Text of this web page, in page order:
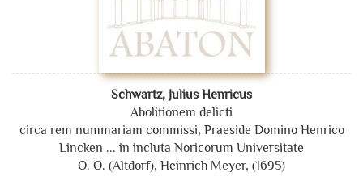
Schwartz, Julius Henricus
Abolitionem delicti
circa rem nummariam commissi, Praeside Domino Henrico
Lincken ... in incluta Noricorum Universitate
O. O. (Altdorf), Heinrich Meyer, (1695)